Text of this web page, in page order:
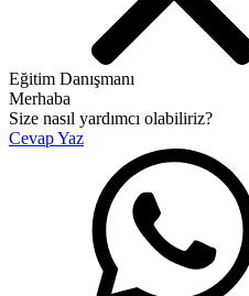
Eğitim Danışmanı
Merhaba
Size nasıl yardımcı olabiliriz?
Cevap Yaz